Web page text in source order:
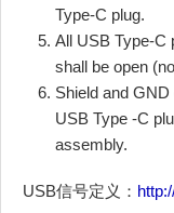
Type-C plug.
All USB Type-C
shall be open
Shield and
USB Type -C
assembly.
USB信号定义：